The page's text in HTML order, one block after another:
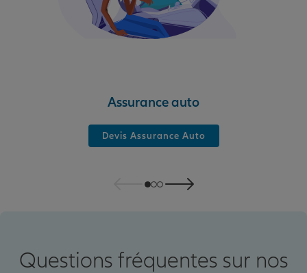
Assurance auto
Devis Assurance Auto
Questions fréquentes sur nos